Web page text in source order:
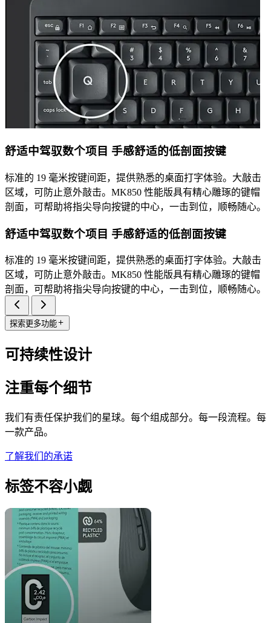
舒适中驾驭数个项目 手感舒适的低剖面按键
标准的 19 毫米按键间距，提供熟悉的桌面打字体验。大敲击
区域，可防止意外敲击。MK850 性能版具有精心雕琢的键帽
剖面，可帮助将指尖导向按键的中心，一击到位，顺畅随心。
舒适中驾驭数个项目 手感舒适的低剖面按键
标准的 19 毫米按键间距，提供熟悉的桌面打字体验。大敲击
区域，可防止意外敲击。MK850 性能版具有精心雕琢的键帽
剖面，可帮助将指尖导向按键的中心，一击到位，顺畅随心。
探索更多功能
可持续性设计
注重每个细节
我们有责任保护我们的星球。每个组成部分。每一段流程。每
一款产品。
了解我们的承诺
标签不容小觑